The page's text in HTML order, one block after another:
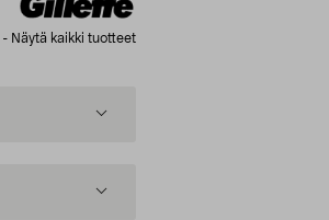
- Näytä kaikki tuotteet